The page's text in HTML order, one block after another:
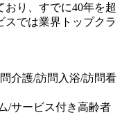
おり、すでに40年を超
スでは業界トップクラ
介護/訪問入浴/訪問看
/サービス付き高齢者